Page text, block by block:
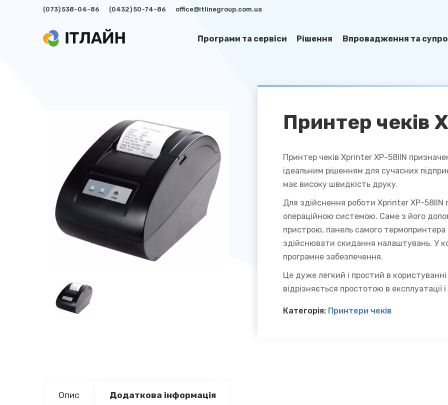
(073) 538-04-86 (0432) 50-74-86 office@itlinegroup.com.ua
Програми та сервіси Рішення Впровадження та
Принтер чеків
Принтер чеків Xprinter XP-58IIN
ідеальним рішенням для сучасних
має високу швидкість друку.
Для здійснення роботи Xprinter XP-58IIN
операційною системою. Саме з його
пристрою, панель самого термопринтера
здійснювати скидання налаштувань. У
програмне забезпечення.
Це дуже легкий і простий в
відрізняється простотою в
Категорія: Принтери чеків
Опис Додаткова інформація